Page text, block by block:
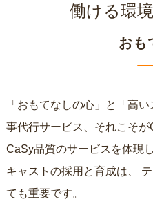
働ける環
おも
「おもてなしの心」と「高
事代行サービス、それこそが
CaSy品質のサービスを体現
キャストの採用と育成は、
ても重要です。